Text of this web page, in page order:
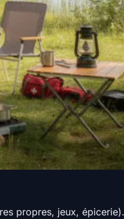
propres, jeux, épicerie).